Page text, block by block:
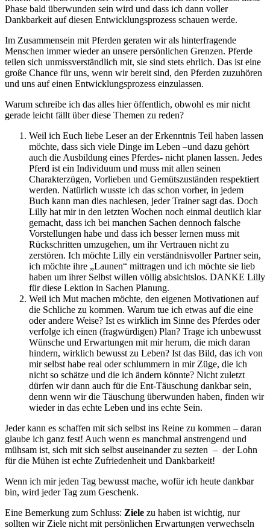
Phase bald überwunden sein wird und dass ich dann voller
Dankbarkeit auf diesen Entwicklungsprozess schauen werde.
Im Zusammensein mit Pferden geraten wir als hinterfragende
Menschen immer wieder an unsere persönlichen Grenzen. Pferde
teilen sich unmissverständlich mit, sie sind stets ehrlich. Das ist eine
große Chance für uns, wenn wir bereit sind, den Pferden zuzuhören
und uns auf einen Entwicklungsprozess einzulassen.
Warum schreibe ich das alles hier öffentlich, obwohl es mir nicht
gerade leicht fällt über diese Themen zu reden?
Weil ich Euch liebe Leser an der Erkenntnis Teil haben lassen
möchte, dass sich viele Dinge im Leben –und dazu gehört
auch die Ausbildung eines Pferdes- nicht planen lassen. Jedes
Pferd ist ein Individuum und muss mit allen seinen
Charakterzügen, Vorlieben und Gemütszuständen respektiert
werden. Natürlich wusste ich das schon vorher, in jedem
Buch kann man dies nachlesen, jeder Trainer sagt das. Doch
Lilly hat mir in den letzten Wochen noch einmal deutlich klar
gemacht, dass ich bei manchen Sachen dennoch falsche
Vorstellungen habe und dass ich besser lernen muss mit
Rückschritten umzugehen, um ihr Vertrauen nicht zu
zerstören. Ich möchte Lilly ein verständnisvoller Partner sein,
ich möchte ihre „Launen“ mittragen und ich möchte sie lieb
haben um ihrer Selbst willen völlig absichtslos. DANKE Lilly
für diese Lektion in Sachen Planung.
Weil ich Mut machen möchte, den eigenen Motivationen auf
die Schliche zu kommen. Warum tue ich etwas auf die eine
oder andere Weise? Ist es wirklich im Sinne des Pferdes oder
verfolge ich einen (fragwürdigen) Plan? Trage ich unbewusst
Wünsche und Erwartungen mit mir herum, die mich daran
hindern, wirklich bewusst zu Leben? Ist das Bild, das ich von
mir selbst habe real oder schlummern in mir Züge, die ich
nicht so schätze und die ich ändern könnte? Nicht zuletzt
dürfen wir dann auch für die Ent-Täuschung dankbar sein,
denn wenn wir die Täuschung überwunden haben, finden wir
wieder in das echte Leben und ins echte Sein.
Jeder kann es schaffen mit sich selbst ins Reine zu kommen – daran
glaube ich ganz fest! Auch wenn es manchmal anstrengend und
mühsam ist, sich mit sich selbst auseinander zu sezten – der Lohn
für die Mühen ist echte Zufriedenheit und Dankbarkeit!
Wenn ich mir jeden Tag bewusst mache, wofür ich heute dankbar
bin, wird jeder Tag zum Geschenk.
Eine Bemerkung zum Schluss: Ziele zu haben ist wichtig, nur
sollten wir Ziele nicht mit persönlichen Erwartungen verwechseln